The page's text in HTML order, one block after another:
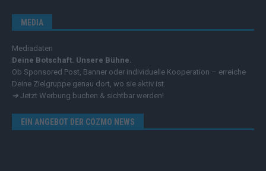
MEDIA
Mediadaten
Deine Botschaft. Unsere Bühne.
Ob Sponsored Post, Banner oder individuelle Kooperation – erreiche
Deine Zielgruppe genau dort, wo sie aktiv ist.
➔ Jetzt Werbung buchen & sichtbar werden!
EIN ANGEBOT DER COZMO NEWS